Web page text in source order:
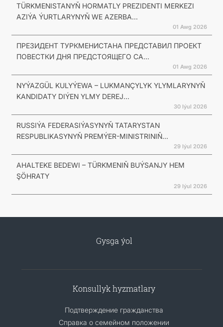
TÜRKMENISTANYŇ HORMATLY PREZIDENTI MERKEZI
AZIÝA ÝURTLARYNYŇ WE AZERBA...
01 Awg 2026
ПРЕЗИДЕНТ ТУРКМЕНИСТАНА ПРЕДСТАВИЛ ПРОЕКТ
ПОВЕСТКИ ДНЯ ПРЕДСТОЯЩЕГО СА...
01 Awg 2026
NYÝAZGÜL KULYÝEWA – LUKMANÇYLYK YLYMLARYNYŇ
KANDIDATY DIÝEN YLMY DEREJ...
30 Iýul 2026
RUSSIÝA FEDERASIÝASYNYŇ TATARYSTAN
RESPUBLIKASYNYŇ PREMÝER-MINISTRINIŇ...
29 Iýul 2026
AHALTEKE BEDEWI – TÜRKMENIŇ BUÝSANJY HEM
ŞÖHRATY
29 Iýul 2026
Gysga ýol
Konsullyk hyzmatlary
Подтверждение гражданства
Справка о семейном положении